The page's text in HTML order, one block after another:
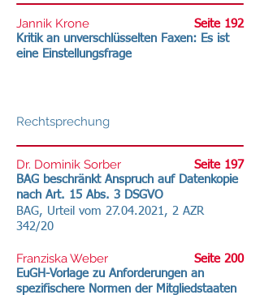
Jannik Krone
Kritik an unverschlüsselten Faxen: Es ist
eine Einstellungsfrage
Seite 192
Rechtsprechung
Dr. Dominik Sorber
BAG beschränkt Anspruch auf Datenkopie
nach Art. 15 Abs. 3 DSGVO
Seite 197
BAG, Urteil vom 27.04.2021, 2 AZR
342/20
Franziska Weber
EuGH-Vorlage zu Anforderungen an
spezifischere Normen der Mitgliedstaaten
Seite 200